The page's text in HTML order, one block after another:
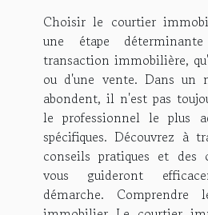
Choisir le courtier
une étape
transaction immobilière,
ou d'une vente. Dans un
abondent, il n'est pas
le professionnel le plus
spécifiques. Découvrez à
conseils pratiques et des
vous guideront
démarche.